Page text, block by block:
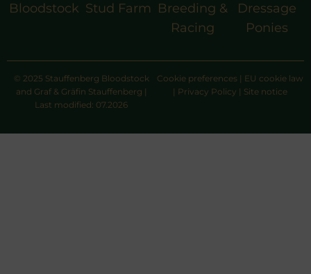
Bloodstock Stud Farm Breeding &
Racing
Dressage
Ponies
© 2025 Stauffenberg Bloodstock
and Graf & Gräfin Stauffenberg |
Last modified: 07.2026
Cookie preferences | EU cookie law
| Privacy Policy | Site notice